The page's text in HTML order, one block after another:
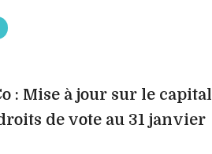
: Mise à jour sur le capital
de vote au 31 janvier